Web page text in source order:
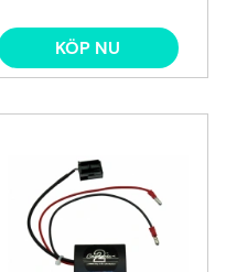
KÖP NU